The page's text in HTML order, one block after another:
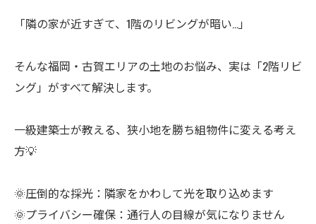
「隣の家が近すぎて、1階のリビングが暗い…」
そんな福岡・古賀エリアの土地のお悩み、実は「2階リビ
ング」がすべて解決します。
一級建築士が教える、狭小地を勝ち組物件に変える考え
方💡
🌞圧倒的な採光：隣家をかわして光を取り込めます
🌞プライバシー確保：通行人の目線が気になりません